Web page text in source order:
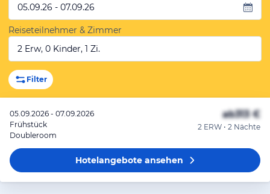
05.09.26 - 07.09.26
Reiseteilnehmer & Zimmer
2 Erw, 0 Kinder, 1 Zi.
Filter
05.09.2026 - 07.09.2026
Frühstück
Doubleroom
ab313 €
2 ERW • 2 Nächte
Hotelangeboteansehen